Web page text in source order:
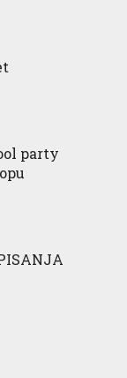
party